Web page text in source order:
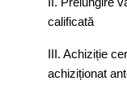
calificată
III. Achiziție
achiziționat